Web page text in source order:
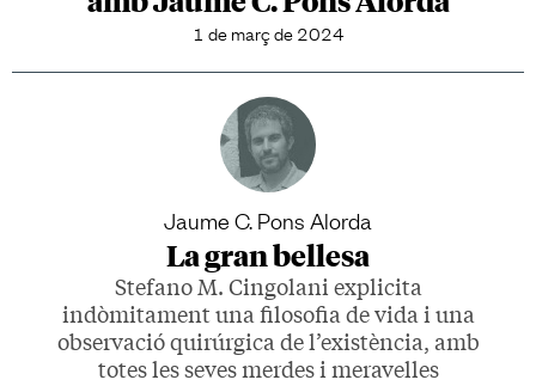
1 de març de 2024
Jaume C. Pons Alorda
La gran bellesa
Stefano M. Cingolani explicita
indòmitament una filosofia de vida i una
observació quirúrgica de l’existència, amb
totes les seves merdes i meravelles